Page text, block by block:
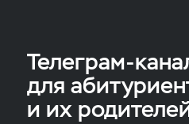
Телеграм-
для
и их